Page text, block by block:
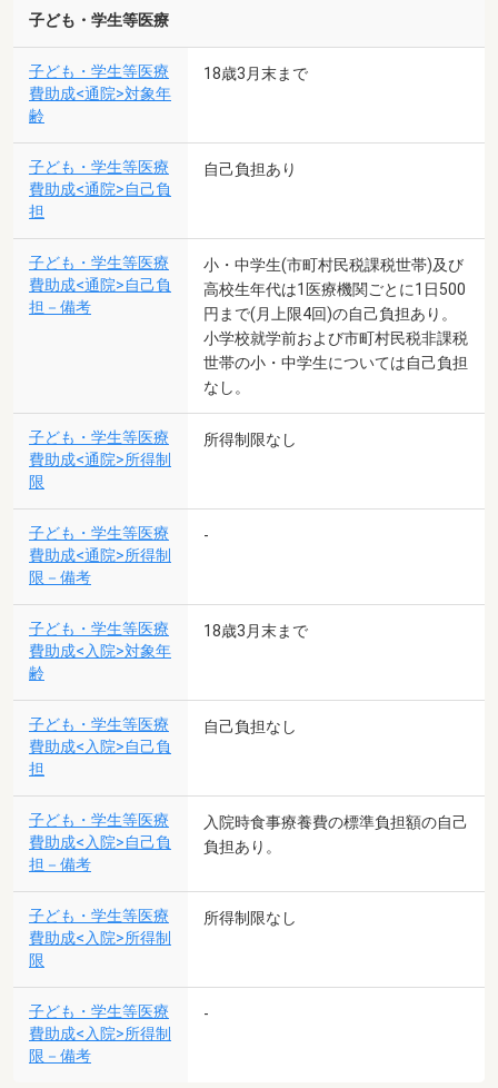
子ども・学生等医療
子ども・学生等医療
費助成<通院>対象年
齢
18歳3月末まで
子ども・学生等医療
費助成<通院>自己負
担
自己負担あり
子ども・学生等医療
費助成<通院>自己負
担－備考
小・中学生(市町村民税課税世帯)及び
高校生年代は1医療機関ごとに1日500
円まで(月上限4回)の自己負担あり。
小学校就学前および市町村民税非課税
世帯の小・中学生については自己負担
なし。
子ども・学生等医療
費助成<通院>所得制
限
所得制限なし
子ども・学生等医療
費助成<通院>所得制
限－備考
-
子ども・学生等医療
費助成<入院>対象年
齢
18歳3月末まで
子ども・学生等医療
費助成<入院>自己負
担
自己負担なし
子ども・学生等医療
費助成<入院>自己負
担－備考
入院時食事療養費の標準負担額の自己
負担あり。
子ども・学生等医療
費助成<入院>所得制
限
所得制限なし
子ども・学生等医療
費助成<入院>所得制
限－備考
-